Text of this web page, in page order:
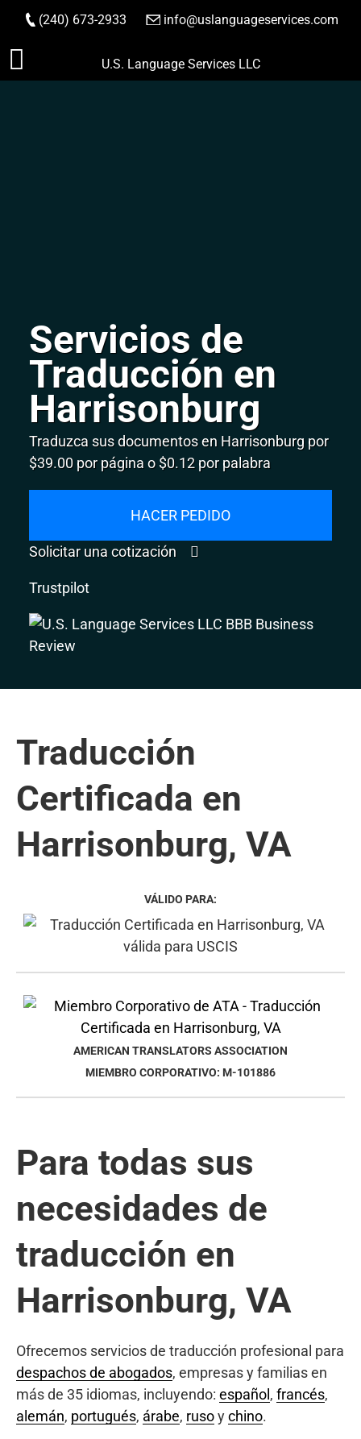
Saltar
(240) 673-2933 info@uslanguageservices.com
HACER PEDIDO
U.S. Language Services LLC
Servicios de
Traducción en
Harrisonburg
Traduzca sus documentos en Harrisonburg por
$39.00 por página o $0.12 por palabra
HACER PEDIDO
Solicitar una cotización
Trustpilot
Traducción
Certificada en
Harrisonburg, VA
VÁLIDO PARA:
AMERICAN TRANSLATORS ASSOCIATION
MIEMBRO CORPORATIVO: M-101886
Para todas sus
necesidades de
traducción en
Harrisonburg, VA
Ofrecemos servicios de traducción profesional para
despachos de abogados, empresas y familias en
más de 35 idiomas, incluyendo: español , francés,
alemán, portugués, árabe, rusoychino.